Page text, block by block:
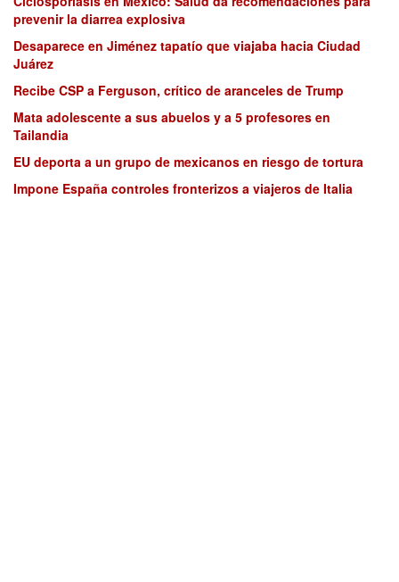
prevenir la diarrea explosiva
Desaparece en Jiménez tapatío que viajaba hacia Ciudad
Juárez
Recibe CSP a Ferguson, crítico de aranceles de Trump
Mata adolescente a sus abuelos y a 5 profesores en
Tailandia
EU deporta a un grupo de mexicanos en riesgo de tortura
Impone España controles fronterizos a viajeros de Italia